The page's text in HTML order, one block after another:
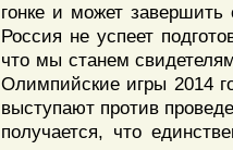
гонке и может
Россия не успеет
что мы станем
Олимпийские игры 2014
выступают против
получается, что